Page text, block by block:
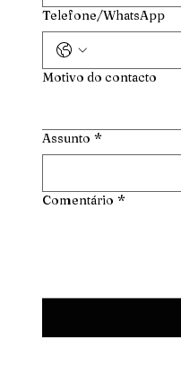
Telefone/WhatsApp
Motivo do contacto
Assunto *
Comentário *